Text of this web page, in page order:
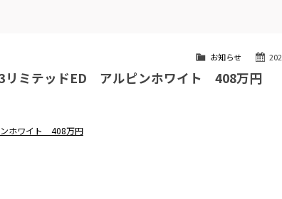
お知らせ
ミテッドED アルピンホワイト 408万円
ホワイト 408万円